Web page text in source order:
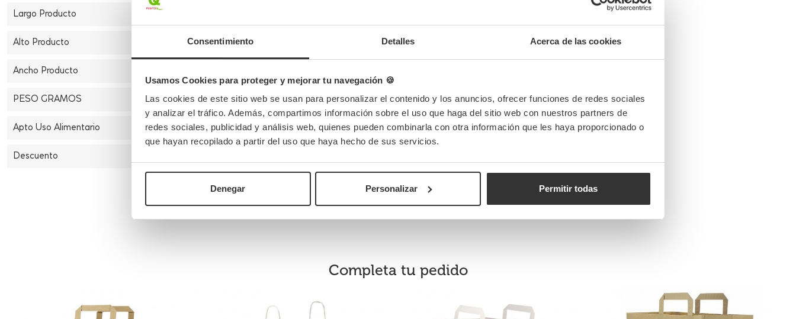
Consentimiento Detalles Acerca de las cookies
Usamos Cookies para proteger y mejorar tu navegación 🍪
Las cookies de este sitio web se usan para personalizar el contenido y los anuncios, ofrecer funciones de redes sociales
y analizar el tráfico. Además, compartimos información sobre el uso que haga del sitio web con nuestros partners de
redes sociales, publicidad y análisis web, quienes pueden combinarla con otra información que les haya proporcionado o
que hayan recopilado a partir del uso que haya hecho de sus servicios.
Denegar Personalizar Permitir todas
Largo Producto
Alto Producto 11,5cm
Ancho Producto
PESO GRAMOS 0,048 Gr
Apto Uso Alimentario S
Descuento
Completa tu pedido